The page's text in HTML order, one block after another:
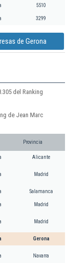
5510
3299
de Gerona
del Ranking
de Jean Marc
Provincia
Alicante
Madrid
Salamanca
Madrid
Madrid
Gerona
Navarra